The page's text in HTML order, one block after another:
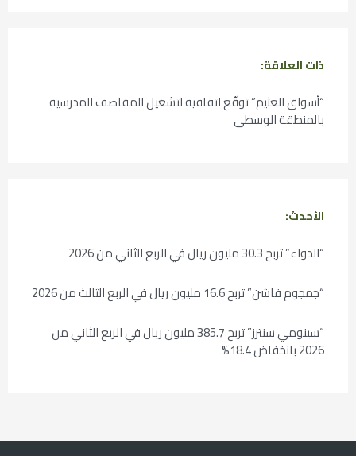
ذات العلاقة:
“أسواق العثيم” توقّع اتفاقية لتشغيل المقاصف المدرسية
بالمنطقة الوسطى
الأحدث:
“الدواء” تربح 30.3 مليون ريال في الربع الثاني من 2026
“جمجوم فاشن” تربح 16.6 مليون ريال في الربع الثالث من 2026
“سينومي سنترز” تربح 385.7 مليون ريال في الربع الثاني من
2026 بانخفاض 18.4%